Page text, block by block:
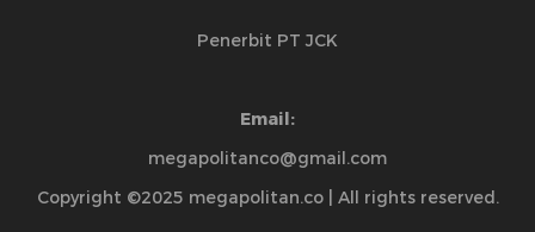
Penerbit PT JCK
Email:
megapolitanco@gmail.com
Copyright ©2025 megapolitan.co | All rights reserved.